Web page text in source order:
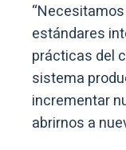
estándares
prácticas del
sistema
incrementar
abrirnos a